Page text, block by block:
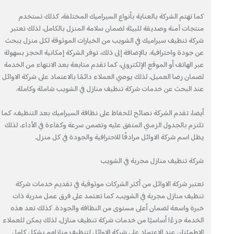
كما تهتم الشركة بالعناية بأنواع السيراميك المختلفة، كذلك تستخدم
منتجات آمنة وصديقة للبيئة لضمان سلامة المنزل بالكامل، لذلك تعتبر
شركة تنظيف سيراميك في الشويب من الخيارات الموثوقة لكل منزل يبحث
عن جودة واحترافية. بالإضافة إلى ذلك، توفر الشركة إمكانية الحجز بسهولة
عبر الهاتف أو الموقع الإلكتروني، كما تقدم متابعة بعد الانتهاء من الخدمة
لضمان رضا العميل، لذلك يوصي العملاء دائمًا بالاعتماد على شركة الاوائل
عند البحث عن خدمات شركة تنظيف منازل في الشويب شاملة وكاملة.
أيضا، تقدم الشركة نصائح للحفاظ على نظافة السيراميك بعد التنظيف، كما
تلتزم بالجدول الزمني المتفق عليه وتضمن سرعة وكفاءة في الأداء، لذلك
يظل اسم شركة الاوائل مرادفًا للاحترافية والجودة في كل منزل.
شركة تنظيف منازل مجربة في الشويب
تعتبر شركة الاوائل من أكثر الشركات موثوقية في تقديم خدمات شركة
تنظيف منازل مجربة في الشويب، كما تعتمد على فرق عمل مدربة ذات
خبرة واسعة لضمان أعلى مستوى من النظافة والجودة. كذلك تعد هذه
الخدمة جزءًا أساسيًا من خدمات شركة تنظيف منازل، لذلك يمكن للعملاء